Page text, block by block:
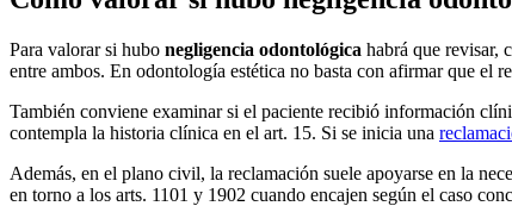
Para valorar si hubo negligencia odontológica habrá que revisar,
entre ambos. En odontología estética no basta con afirmar que el
También conviene examinar si el paciente recibió información
contempla la historia clínica en el art. 15. Si se inicia una
Además, en el plano civil, la reclamación suele apoyarse en la
en torno a los arts. 1101 y 1902 cuando encajen según el caso